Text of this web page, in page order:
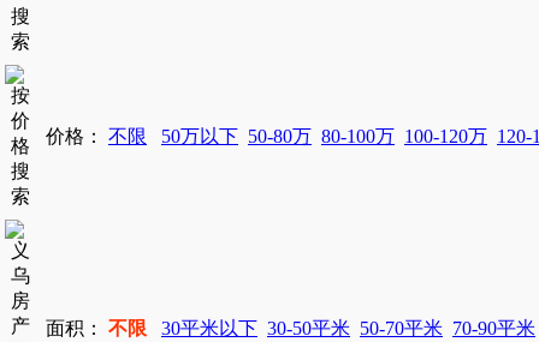
价格： 不限 50万以下 50-80万 80-100万 100-120万 120-
面积： 不限 30平米以下 30-50平米 50-70平米 70-90平米